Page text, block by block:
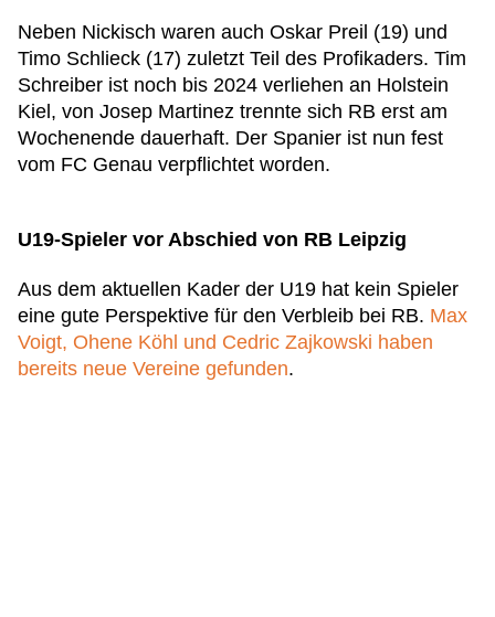
Neben Nickisch waren auch Oskar Preil (19) und
Timo Schlieck (17) zuletzt Teil des Profikaders. Tim
Schreiber ist noch bis 2024 verliehen an Holstein
Kiel, von Josep Martinez trennte sich RB erst am
Wochenende dauerhaft. Der Spanier ist nun fest
vom FC Genau verpflichtet worden.
U19-Spieler vor Abschied von RB Leipzig
Aus dem aktuellen Kader der U19 hat kein Spieler
eine gute Perspektive für den Verbleib bei RB. Max
Voigt, Ohene Köhl und Cedric Zajkowski haben
bereits neue Vereine gefunden.